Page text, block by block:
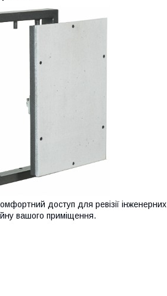
доступ для ревізії інженерних
вашого приміщення.